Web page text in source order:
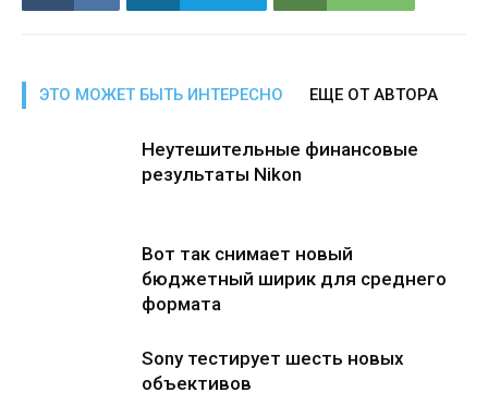
ЭТО МОЖЕТ БЫТЬ ИНТЕРЕСНО ЕЩЕ ОТ АВТОРА
Неутешительные финансовые
результаты Nikon
Вот так снимает новый
бюджетный ширик для среднего
формата
Sony тестирует шесть новых
объективов